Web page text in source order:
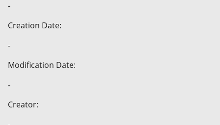
-
Creation Date:
-
Modification Date:
-
Creator: